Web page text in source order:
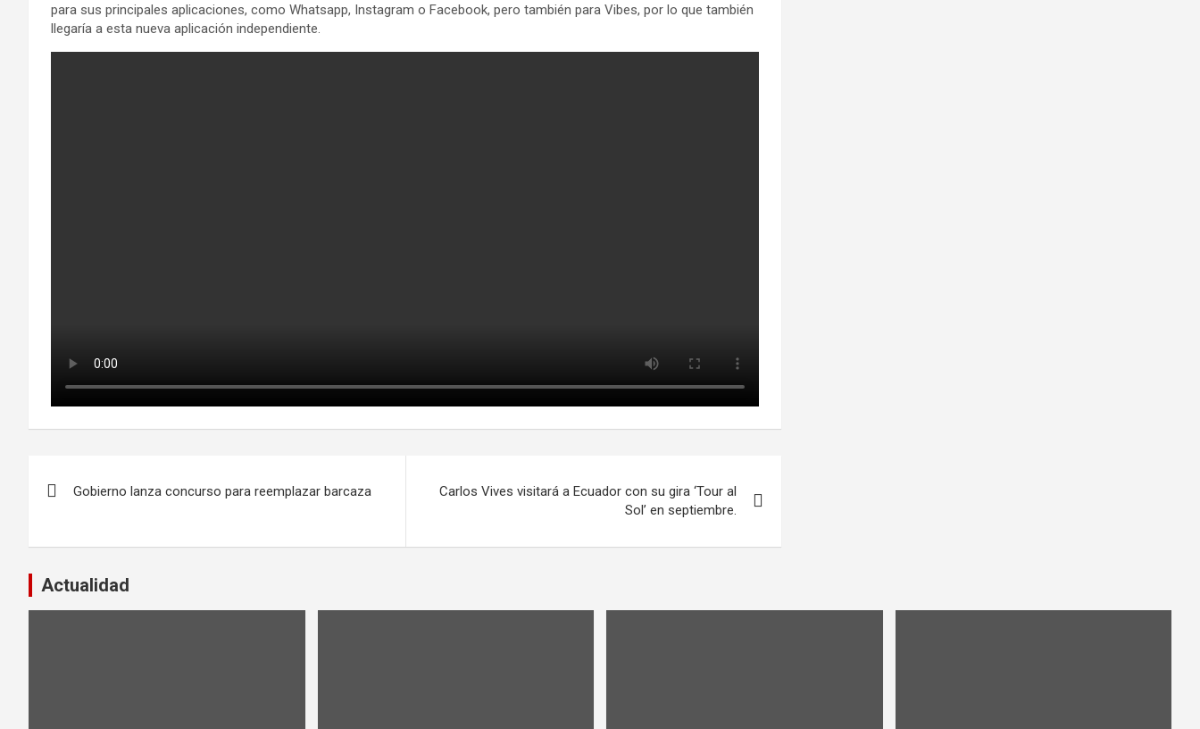
para sus principales aplicaciones, como Whatsapp, Instagram o Facebook, pero también para Vibes, por lo que también
llegaría a esta nueva aplicación independiente.
entradas
Gobierno lanza concurso para reemplazar barcaza
Carlos Vives visitará a Ecuador con su gira ‘Tour al
Sol’ en septiembre.
Actualidad